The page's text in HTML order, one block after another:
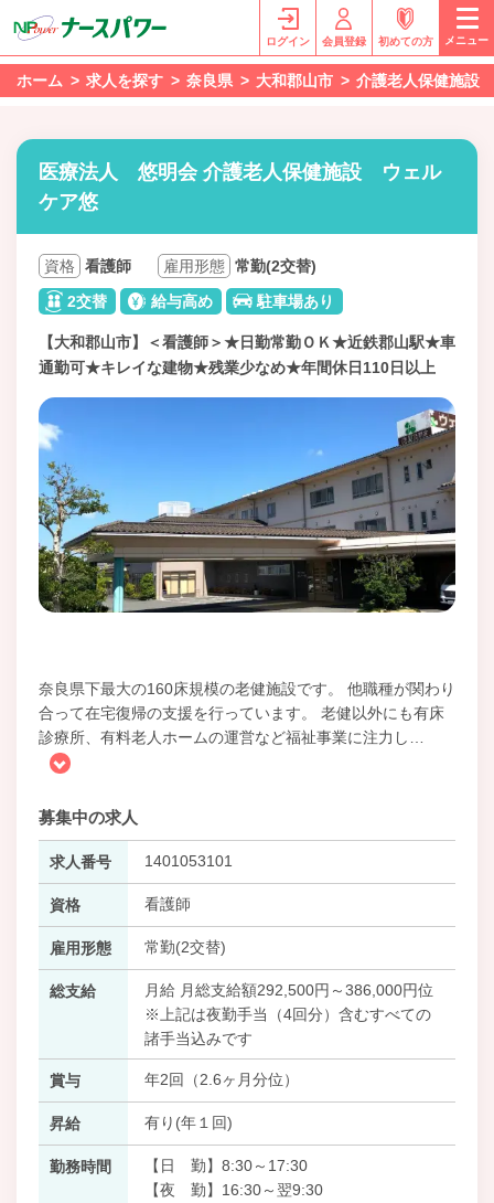
ログイン 会員登録 初めての方 メニュー
ホーム 求人を探す 奈良県 大和郡山市 介護老人保健施設
医療法人 悠明会 介護老人保健施設 ウェル
ケア悠
資格 看護師 雇用形態 常勤(2交替)
2交替
給与高め 駐車場あり
【大和郡山市】＜看護師＞★日勤常勤ＯＫ★近鉄郡山駅★車
通勤可★キレイな建物★残業少なめ★年間休日110日以上
奈良県下最大の160床規模の老健施設です。 他職種が関わり
合って在宅復帰の支援を行っています。 老健以外にも有床
診療所、有料老人ホームの運営など福祉事業に注力し
募集中の求人
求人番号 1401053101
資格 看護師
雇用形態 常勤(2交替)
総支給
月給 月総支給額292,500円～386,000円位
※上記は夜勤手当（4回分）含むすべての
諸手当込みです
賞与 年2回（2.6ヶ月分位）
昇給 有り(年１回)
勤務時間
【日 勤】8:30～17:30
【夜 勤】16:30～翌9:30